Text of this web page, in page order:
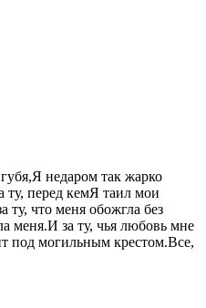
недаром так жарко
перед кемЯ таил мои
что меня обожгла без
меня.И за ту, чья любовь мне
под могильным крестом.Все,